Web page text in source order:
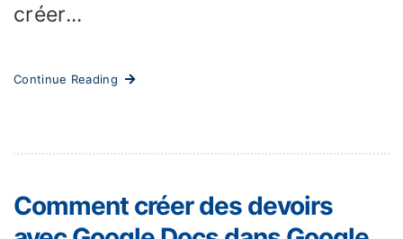
créer...
Continue Reading
Comment créer des devoirs